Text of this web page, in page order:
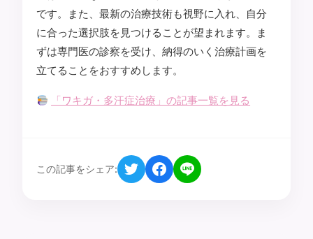
です。また、最新の治療技術も視野に入れ、自分
に合った選択肢を見つけることが望まれます。ま
ずは専門医の診察を受け、納得のいく治療計画を
立てることをおすすめします。
「ワキガ・多汗症治療」の記事一覧を見る
この記事をシェア: